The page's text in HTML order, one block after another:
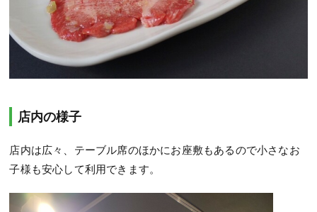
店内の様子
店内は広々、テーブル席のほかにお座敷もあるので小さなお
子様も安心して利用できます。